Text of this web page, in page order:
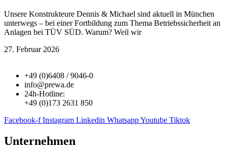
Unsere Konstrukteure Dennis & Michael sind aktuell in München
unterwegs – bei einer Fortbildung zum Thema Betriebssicherheit an
Anlagen bei TÜV SÜD. Warum? Weil wir
27. Februar 2026
+49 (0)6408 / 9046-0
info@prewa.de
24h-Hotline:
+49 (0)173 2631 850
Facebook-f Instagram Linkedin WhatsappYoutube Tiktok
Unternehmen